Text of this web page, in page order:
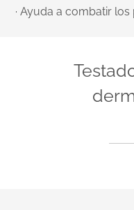
· Ayuda a combatir